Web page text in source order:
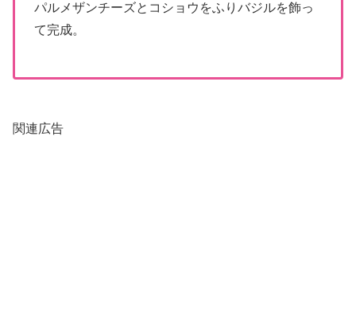
パルメザンチーズとコショウをふりバジルを飾っ
て完成。
関連広告